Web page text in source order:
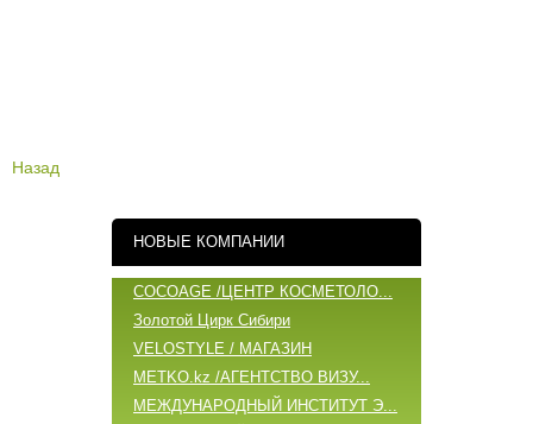
Назад
НОВЫЕ КОМПАНИИ
COCOAGE /ЦЕНТР КОСМЕТОЛО...
Золотой Цирк Сибири
VELOSTYLE / МАГАЗИН
METKO.kz /АГЕНТСТВО ВИЗУ...
МЕЖДУНАРОДНЫЙ ИНСТИТУТ Э...